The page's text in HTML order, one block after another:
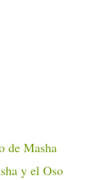
de Masha
y el Oso